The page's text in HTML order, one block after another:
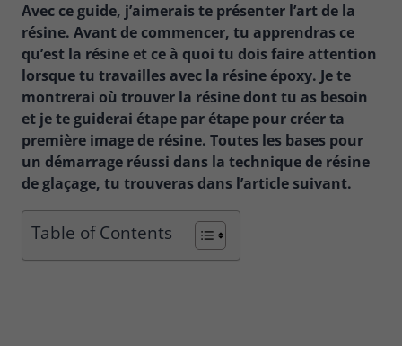
Avec ce guide, j’aimerais te présenter l’art de la
résine. Avant de commencer, tu apprendras ce
qu’est la résine et ce à quoi tu dois faire attention
lorsque tu travailles avec la résine époxy. Je te
montrerai où trouver la résine dont tu as besoin
et je te guiderai étape par étape pour créer ta
première image de résine. Toutes les bases pour
un démarrage réussi dans la technique de résine
de glaçage, tu trouveras dans l’article suivant.
Table of Contents